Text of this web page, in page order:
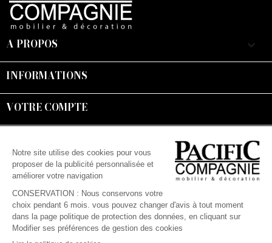
A PROPOS keyboard_arrow_down
INFORMATIONS
VOTRE COMPTE